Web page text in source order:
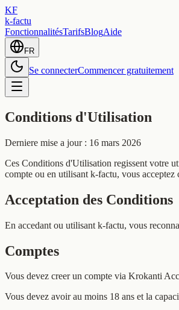
KF
k-factu
FonctionnalitésTarifsBlogAide
FR
Se connecterCommencer gratuitement
Conditions d'Utilisation
Derniere mise a jour : 16 mars 2026
Ces Conditions d'Utilisation regissent votre
compte ou en utilisant k-factu, vous acceptez
Acceptation des Conditions
En accedant ou utilisant k-factu, vous
Comptes
Vous devez creer un compte via Krokanti
Vous devez avoir au moins 18 ans et la